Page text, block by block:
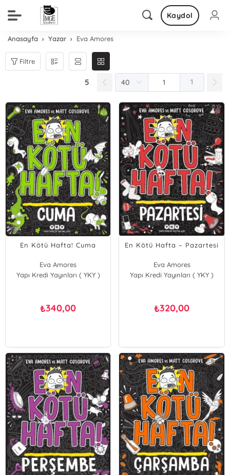
Kaydol
Anasayfa Yazar Eva Amores
Filtre
5 1
En Kötü Hafta! Cuma
Eva Amores
Matt Cosgrove
Yapı Kredi Yayınları ( YKY )
₺340,00
En Kötü Hafta – Pazartesi
Eva Amores
Matt Cosgrove
Yapı Kredi Yayınları ( YKY )
₺320,00